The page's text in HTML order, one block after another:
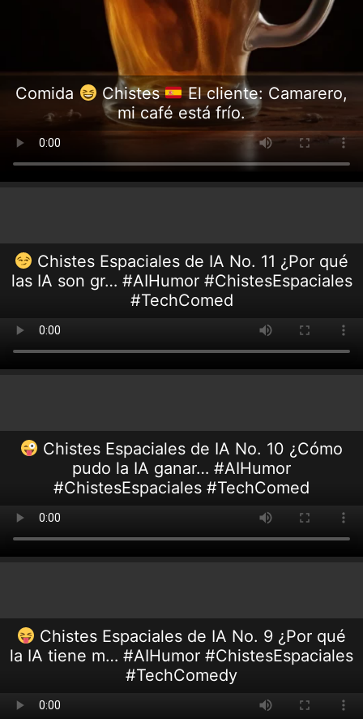
Comida Chistes
El cliente: Camarero,
mi café está frío.
Chistes Espaciales de IA No. 11 ¿Por qué
las IA son gr… #AIHumor #ChistesEspaciales
#TechComed
Chistes Espaciales de IA No. 10 ¿Cómo
pudo la IA ganar… #AIHumor
#ChistesEspaciales #TechComed
Chistes Espaciales de IA No. 9 ¿Por qué
la IA tiene m… #AIHumor #ChistesEspaciales
#TechComedy